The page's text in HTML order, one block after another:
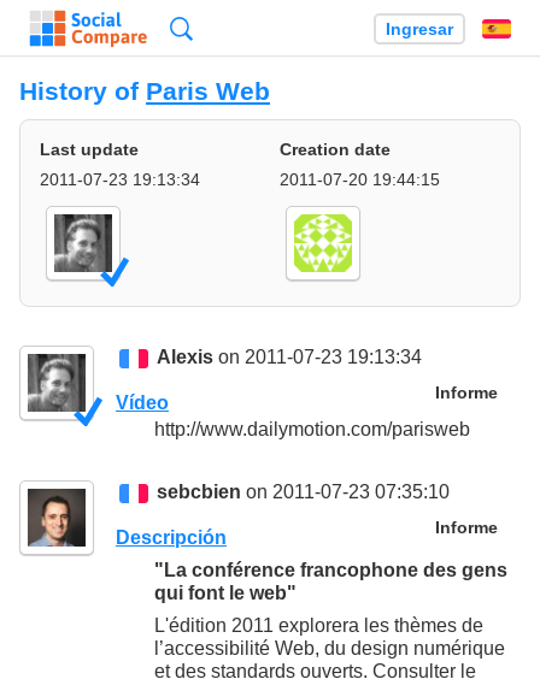
Ingresar
History of Paris Web
Last update
2011-07-23 19:13:34
Creation date
2011-07-20 19:44:15
Alexis on 2011-07-23 19:13:34
Informe
Vídeo
http://www.dailymotion.com/parisweb
sebcbien on 2011-07-23 07:35:10
Informe
Descripción
"La conférence francophone des gens
qui font le web"
L'édition 2011 explorera les thèmes de
l’accessibilité Web, du design numérique
et des standards ouverts. Consulter le